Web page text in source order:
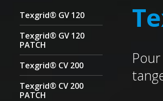
Texgrid® GV 120
Texgrid® GV 120
PATCH
Texgrid® CV 200
Texgrid® CV 200
PATCH